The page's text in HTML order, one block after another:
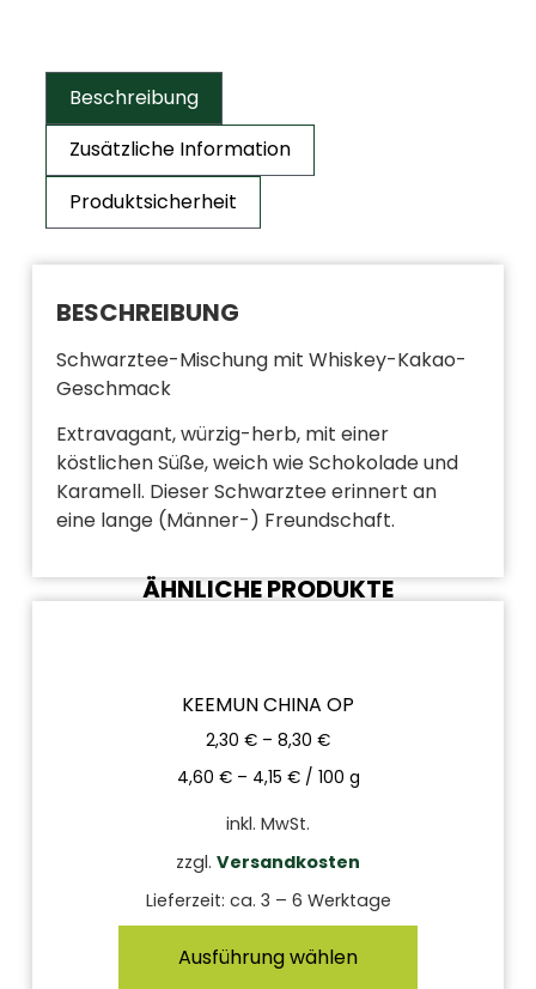
Beschreibung
Zusätzliche Information
Produktsicherheit
BESCHREIBUNG
Schwarztee-Mischung mit Whiskey-Kakao-
Geschmack
Extravagant, würzig-herb, mit einer
köstlichen Süße, weich wie Schokolade und
Karamell. Dieser Schwarztee erinnert an
eine lange (Männer-) Freundschaft.
ÄHNLICHE PRODUKTE
KEEMUN CHINA OP
2,30 € – 8,30 €
4,60 €– 4,15 €/ 100 g
inkl. MwSt.
zzgl. Versandkosten
Lieferzeit: ca. 3 – 6 Werktage
Ausführung wählen